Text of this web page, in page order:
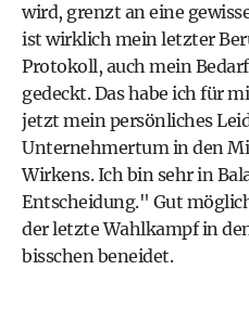
wird, grenzt an eine
ist wirklich mein letzter
Protokoll, auch mein
gedeckt. Das habe ich für
jetzt mein persönliches
Unternehmertum in den
Wirkens. Ich bin sehr in
Entscheidung." Gut
der letzte Wahlkampf in
bisschen beneidet.